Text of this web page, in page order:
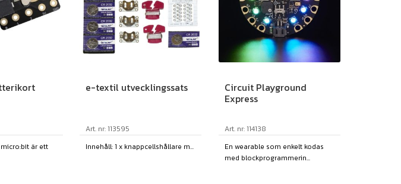
är ett
e-textil utvecklingssats
Art. nr: 113595
Innehåll: 1 x knappcellshållare m...
Circuit Playground
Express
Art. nr: 114138
En wearable som enkelt kodas
med blockprogrammerin...